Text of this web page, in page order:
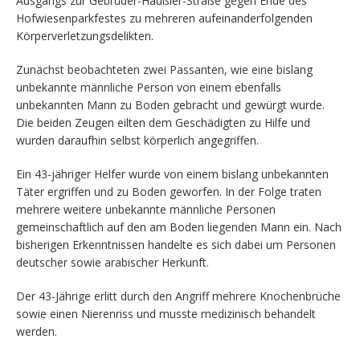
Hofwiesenparkfestes zu mehreren aufeinanderfolgenden
Körperverletzungsdelikten.
Zunächst beobachteten zwei Passanten, wie eine bislang
unbekannte männliche Person von einem ebenfalls
unbekannten Mann zu Boden gebracht und gewürgt wurde.
Die beiden Zeugen eilten dem Geschädigten zu Hilfe und
wurden daraufhin selbst körperlich angegriffen.
Ein 43-jähriger Helfer wurde von einem bislang unbekannten
Täter ergriffen und zu Boden geworfen. In der Folge traten
mehrere weitere unbekannte männliche Personen
gemeinschaftlich auf den am Boden liegenden Mann ein. Nach
bisherigen Erkenntnissen handelte es sich dabei um Personen
deutscher sowie arabischer Herkunft.
Der 43-Jährige erlitt durch den Angriff mehrere Knochenbrüche
sowie einen Nierenriss und musste medizinisch behandelt
werden.